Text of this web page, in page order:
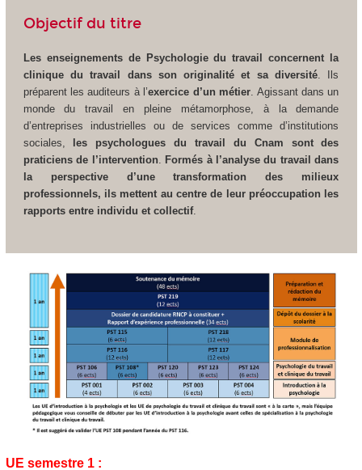
Objectif du titre
Les enseignements de Psychologie du travail concernent la
clinique du travail dans son originalité et sa diversité . Ils
préparent les auditeurs à l’exercice d’un métier . Agissant dans un
monde du travail en pleine métamorphose, à la demande
d’entreprises industrielles ou de services comme d’institutions
sociales,
les psychologues du travail du Cnam sont des
praticiens de l’intervention
Formés à l’analyse du travail dans
la perspective d’une transformation des milieux
professionnels, ils mettent au centre de leur préoccupation les
rapports entre individu et collectif.
UE semestre 1 :